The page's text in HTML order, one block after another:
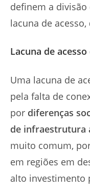
definem a
lacuna de
Lacuna de
Uma lacuna de
pela falta de
por diferenças
de infraestrutura
muito comum,
em regiões em
alto investimento